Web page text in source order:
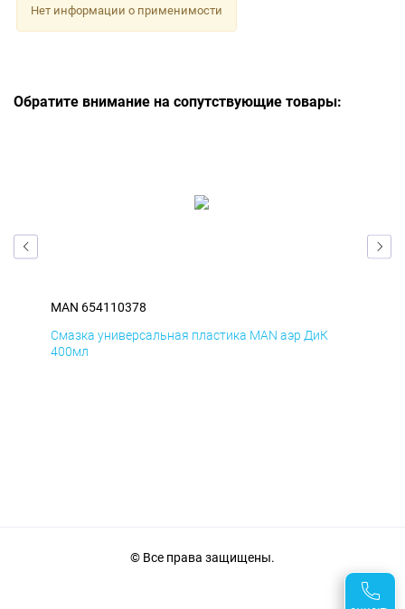
Нет информации о применимости
Обратите внимание на сопутствующие товары:
MAN 654110378
Смазка универсальная пластика MAN аэр ДиК
400мл
© Все права защищены.